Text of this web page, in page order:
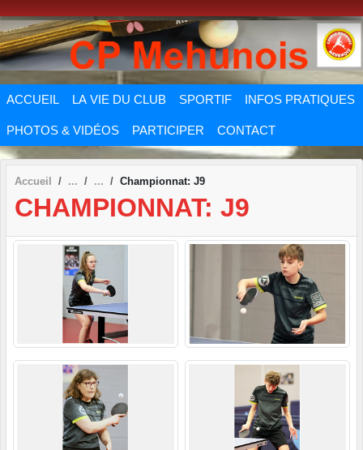
ACCUEIL LA VIE DU CLUB SPORTIF INFOS PRATIQUES
PHOTOS & VIDÉOS PARTICIPER CONTACT
Accueil Championnat: J9
CHAMPIONNAT: J9